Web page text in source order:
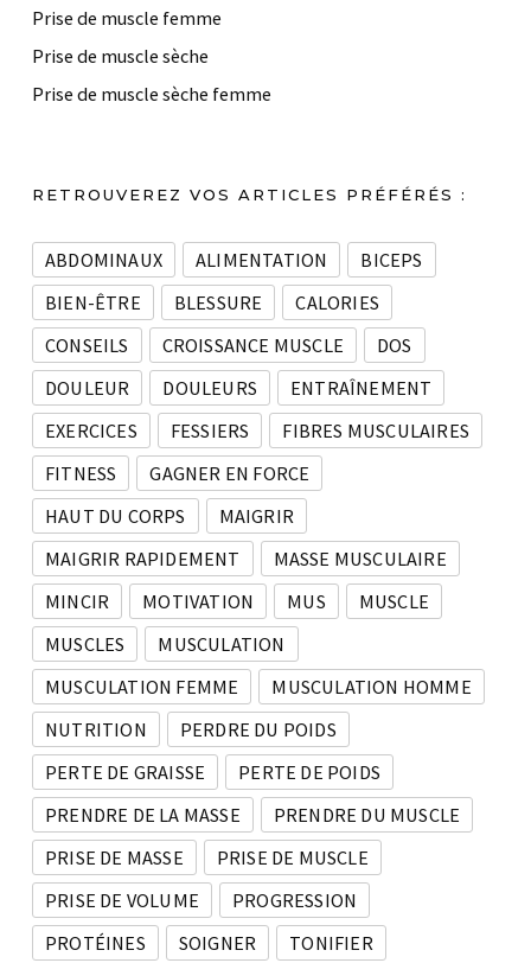
Prise de muscle femme
Prise de muscle sèche
Prise de muscle sèche femme
RETROUVEREZ VOS ARTICLES PRÉFÉRÉS :
ABDOMINAUX ALIMENTATION
BICEPS
BIEN-ÊTRE
BLESSURE
CALORIES
CONSEILS
CROISSANCE MUSCLE
DOS
DOULEUR
DOULEURS
ENTRAÎNEMENT
EXERCICES
FESSIERS
FIBRES MUSCULAIRES
FITNESS
GAGNER EN FORCE
HAUT DU CORPS
MAIGRIR
MAIGRIR RAPIDEMENT
MASSE MUSCULAIRE
MINCIR
MOTIVATION MUS
MUSCLE
MUSCLES
MUSCULATION
MUSCULATION FEMME
MUSCULATION HOMME
NUTRITION
PERDRE DU POIDS
PERTE DE GRAISSE
PERTE DE POIDS
PRENDRE DE LA MASSE
PRENDRE DU MUSCLE
PRISE DE MASSE
PRISE DE MUSCLE
PRISE DE VOLUME
PROGRESSION
PROTÉINES
SOIGNER
TONIFIER